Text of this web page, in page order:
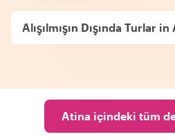
Alışılmışın Dışında Turlar
Atina içindeki tüm